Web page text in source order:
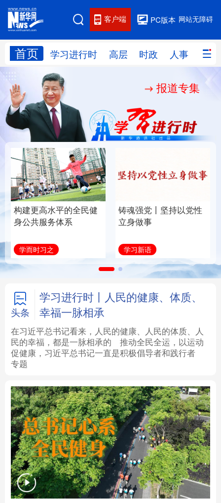
网站无障碍
PC版本
客户端
首页 学习进行时 高层 时政 人事 国际
网站地图
学习进行时 人事
国际 财经 网评
思客智库 全球连线 教育
科技 科创
文化 书画
访谈 视频 图片 政务
信息化 数字经济
学术中国 乡村振兴 银龄 溯源中国
城市 旅游
彩票 娱乐 时尚 悦读
公益
文化产业
地方频道
北京 天津 河北 山西
辽宁 吉林 上海 江苏
报道专集
构建更高水平的全民健
身公共服务体系
学而时习之
铸魂强党丨坚持以党性
立身做事
学习新语
头条
学习进行时丨人民的健康、体质、
幸福一脉相承
在习近平总书记看来，人民的健康、人民的体质、人
民的幸福，都是一脉相承的
推动全民全运，以运动
促健康，习近平总书记一直是积极倡导者和践行者
专题